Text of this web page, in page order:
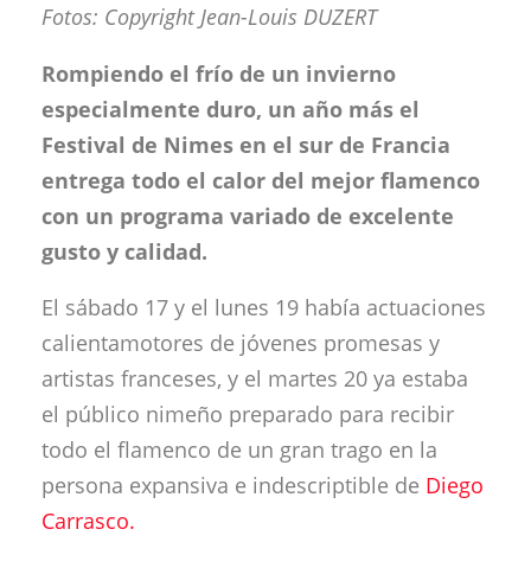
Fotos: Copyright Jean-Louis DUZERT
Rompiendo el frío de un invierno
especialmente duro, un año más el
Festival de Nimes en el sur de Francia
entrega todo el calor del mejor flamenco
con un programa variado de excelente
gusto y calidad.
El sábado 17 y el lunes 19 había actuaciones
calientamotores de jóvenes promesas y
artistas franceses, y el martes 20 ya estaba
el público nimeño preparado para recibir
todo el flamenco de un gran trago en la
persona expansiva e indescriptible de Diego
Carrasco.